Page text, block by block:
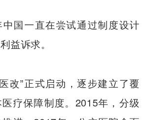
国一直在尝试通过制度设计
益诉求。
改”正式启动，逐步建立了覆
疗保障制度。2015年，分级